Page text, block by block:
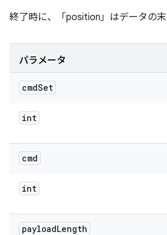
終了時に、「position」はデータの末
パラメータ
cmdSet
int
cmd
int
payloadLength